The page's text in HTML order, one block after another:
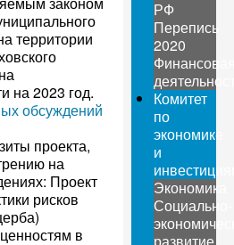
территории
на 2023 год.
обсуждений
проекта,
на
Проект
рисков
в
РФ
Перепись
2020
Комитет
по
экономике
и
Экономика
Социально-